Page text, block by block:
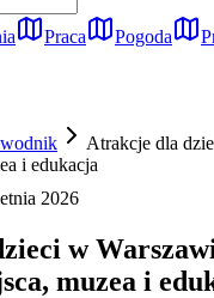
Praca Pogoda
Atrakcje dla
i edukacja
2026
w
muzea i